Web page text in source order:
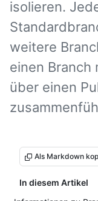
isolieren.
weitere
einen Branch
über einen
Als Markdown
In diesem Artikel